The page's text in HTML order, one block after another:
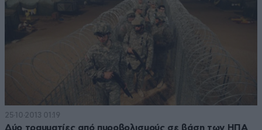
25·10·2013 01:19
Δύο τραυματίες από πυροβολισμούς σε βάση των ΗΠΑ